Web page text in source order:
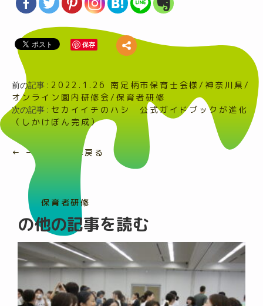
保存
前の記事 : 2022.1.26 南足柄市保育士会様/神奈川県/
オンライン園内研修会/保育者研修
次の記事 : セカイイチのハシ 公式ガイドブックが進化
（しかけぼん完成）
← 一覧ページへ戻る
保育者研修
の他の記事を読む